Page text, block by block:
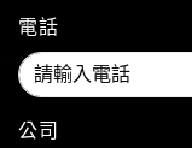
電話
公司